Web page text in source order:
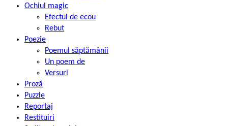
Ochiul magic
Efectul de ecou
Rebut
Poezie
Poemul săptămânii
Un poem de
Versuri
Proză
Puzzle
Reportaj
Restituiri